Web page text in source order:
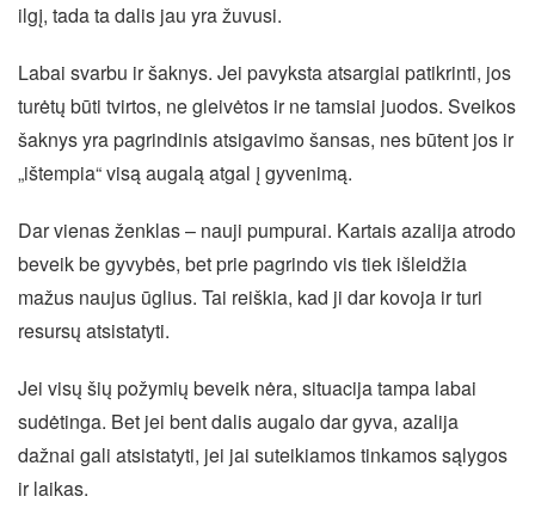
ilgį, tada ta dalis jau yra žuvusi.
Labai svarbu ir šaknys. Jei pavyksta atsargiai patikrinti, jos
turėtų būti tvirtos, ne gleivėtos ir ne tamsiai juodos. Sveikos
šaknys yra pagrindinis atsigavimo šansas, nes būtent jos ir
„ištempia“ visą augalą atgal į gyvenimą.
Dar vienas ženklas – nauji pumpurai. Kartais azalija atrodo
beveik be gyvybės, bet prie pagrindo vis tiek išleidžia
mažus naujus ūglius. Tai reiškia, kad ji dar kovoja ir turi
resursų atsistatyti.
Jei visų šių požymių beveik nėra, situacija tampa labai
sudėtinga. Bet jei bent dalis augalo dar gyva, azalija
dažnai gali atsistatyti, jei jai suteikiamos tinkamos sąlygos
ir laikas.